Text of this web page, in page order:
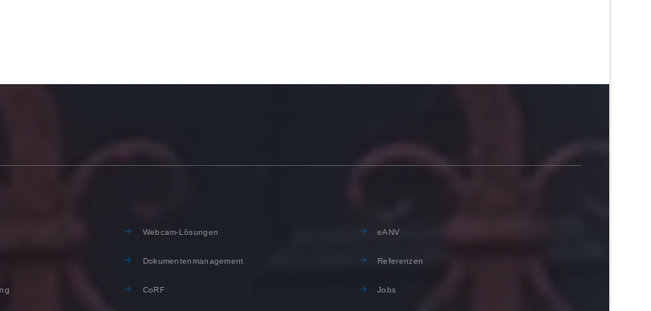
Webcam-Lösungen
Dokumentenmanagement
CoRF
eANV
Referenzen
Jobs